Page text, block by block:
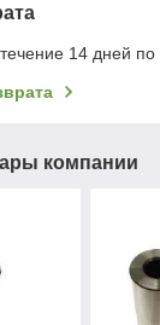
14 дней по
компании